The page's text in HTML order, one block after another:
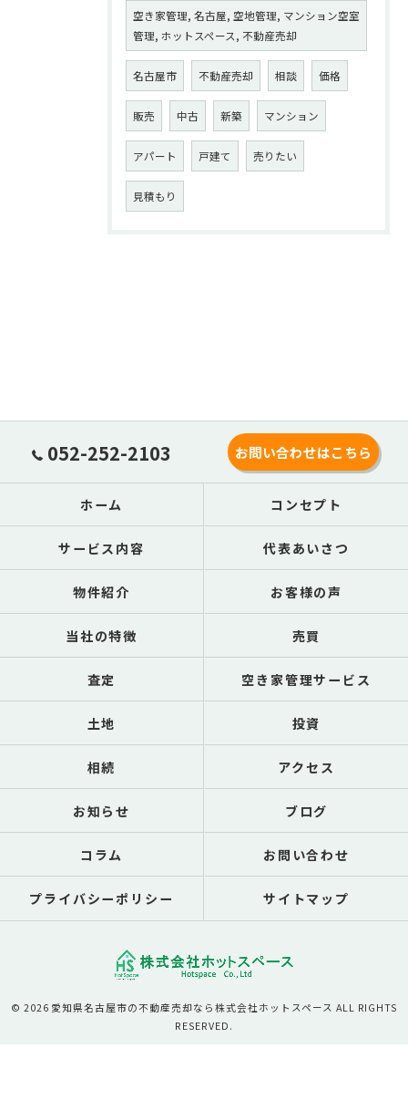
空き家管理, 名古屋, 空地管理, マンション空室
管理, ホットスペース, 不動産売却
名古屋市 不動産売却 相談 価格
販売 中古 新築 マンション
アパート 戸建て 売りたい
見積もり
052-252-2103 お問い合わせはこちら
ホーム コンセプト
サービス内容 代表あいさつ
物件紹介 お客様の声
当社の特徴 売買
査定 空き家管理サービス
土地 投資
相続 アクセス
お知らせ ブログ
コラム お問い合わせ
プライバシーポリシー サイトマップ
© 2026 愛知県名古屋市の不動産売却なら株式会社ホットスペース ALL RIGHTS
RESERVED.